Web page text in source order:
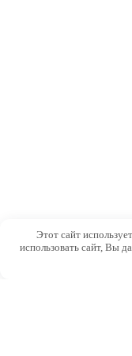
Этот сайт
использовать сайт, Вы